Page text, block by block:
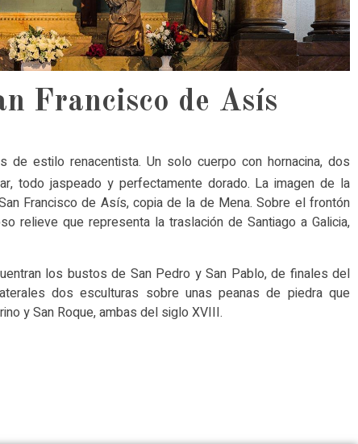
Francisco de Asís
estilo renacentista. Un solo cuerpo con hornacina, dos
todo jaspeado y perfectamente dorado. La imagen de la
Francisco de Asís, copia de la de Mena. Sobre el frontón
relieve que representa la traslación de Santiago a Galicia,
los bustos de San Pedro y San Pablo, de finales del
dos esculturas sobre unas peanas de piedra que
y San Roque, ambas del siglo XVIII.